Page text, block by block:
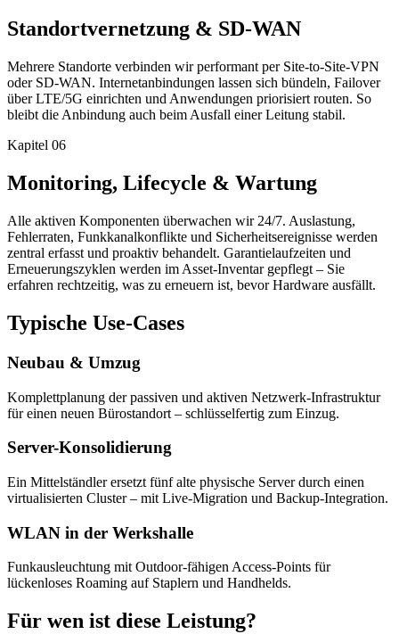
Standortvernetzung & SD-WAN
Mehrere Standorte verbinden wir performant per Site-to-Site-VPN
oder SD-WAN. Internetanbindungen lassen sich bündeln, Failover
über LTE/5G einrichten und Anwendungen priorisiert routen. So
bleibt die Anbindung auch beim Ausfall einer Leitung stabil.
Kapitel 06
Monitoring, Lifecycle & Wartung
Alle aktiven Komponenten überwachen wir 24/7. Auslastung,
Fehlerraten, Funkkanalkonflikte und Sicherheitsereignisse werden
zentral erfasst und proaktiv behandelt. Garantielaufzeiten und
Erneuerungszyklen werden im Asset-Inventar gepflegt – Sie
erfahren rechtzeitig, was zu erneuern ist, bevor Hardware ausfällt.
Typische Use-Cases
Neubau & Umzug
Komplettplanung der passiven und aktiven Netzwerk-Infrastruktur
für einen neuen Bürostandort – schlüsselfertig zum Einzug.
Server-Konsolidierung
Ein Mittelständler ersetzt fünf alte physische Server durch einen
virtualisierten Cluster – mit Live-Migration und Backup-Integration.
WLAN in der Werkshalle
Funkausleuchtung mit Outdoor-fähigen Access-Points für
lückenloses Roaming auf Staplern und Handhelds.
Für wen ist diese Leistung?